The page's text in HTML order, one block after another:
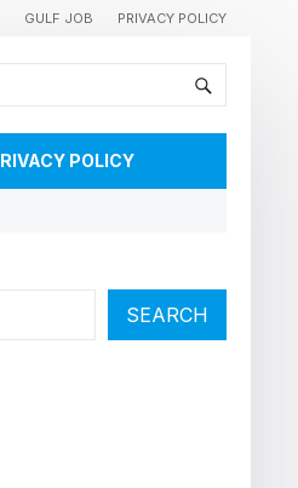
GULF JOB PRIVACY POLICY
POLICY
SEARCH